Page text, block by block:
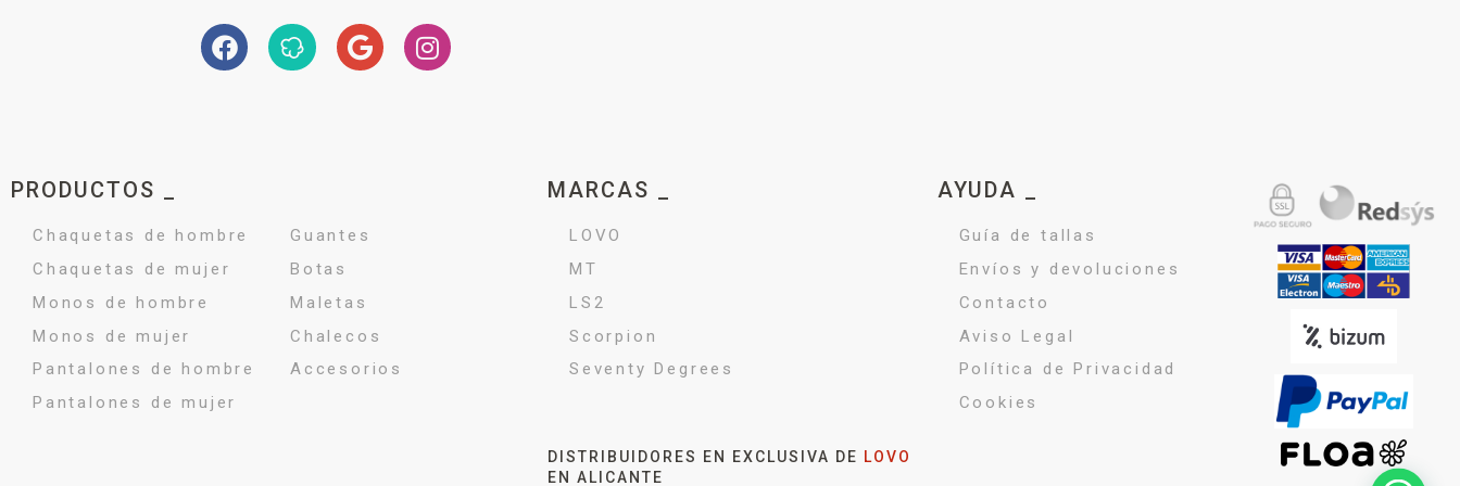
PRODUCTOS _
Chaquetas de hombre
Chaquetas de mujer
Monos de hombre
Monos de mujer
Pantalones de hombre
Pantalones de mujer
Guantes
Botas
Maletas
Chalecos
Accesorios
MARCAS _
LOVO
MT
LS2
Scorpion
Seventy Degrees
DISTRIBUIDORES EN EXCLUSIVA DE LOVO
EN ALICANTE
AYUDA _
Guía de tallas
Envíos y devoluciones
Contacto
Aviso Legal
Política de Privacidad
Cookies